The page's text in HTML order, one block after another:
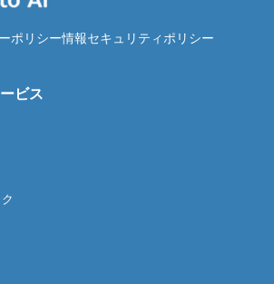
ポリシー情報セキュリティポリシー
ビス